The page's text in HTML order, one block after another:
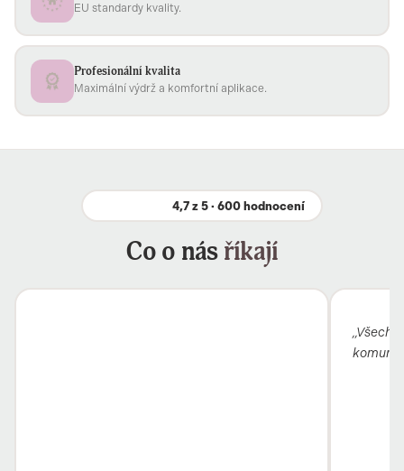
EU standardy kvality.
Profesionální kvalita
Maximální výdrž a komfortní aplikace.
4,7 z 5 · 600 hodnocení
Co o násříkají